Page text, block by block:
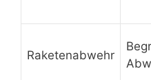
Raketenabwehr